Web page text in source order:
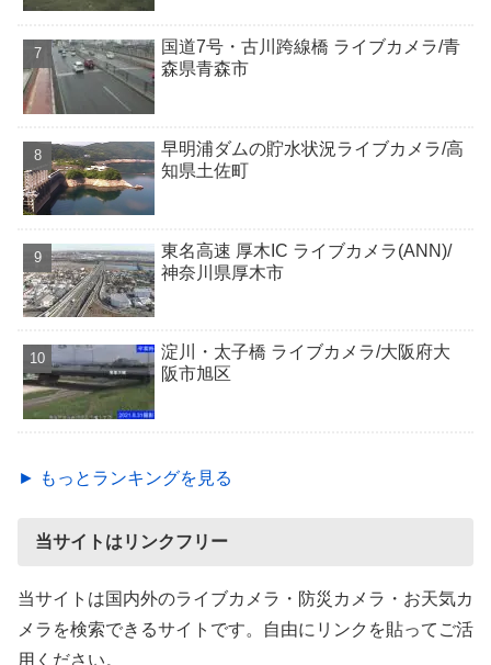
国道7号・古川跨線橋 ライブカメラ/青
森県青森市
早明浦ダムの貯水状況ライブカメラ/高
知県土佐町
東名高速 厚木IC ライブカメラ(ANN)/
神奈川県厚木市
淀川・太子橋 ライブカメラ/大阪府大
阪市旭区
► もっとランキングを見る
当サイトはリンクフリー
当サイトは国内外のライブカメラ・防災カメラ・お天気カ
メラを検索できるサイトです。自由にリンクを貼ってご活
用ください。